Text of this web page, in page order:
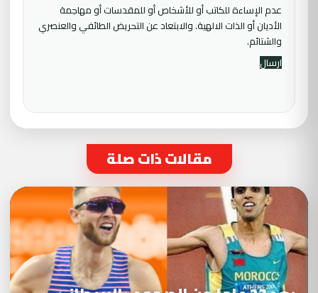
عدم الإساءة للكاتب أو للأشخاص أو للمقدسات أو مهاجمة
الأديان أو الذات الالهية. والابتعاد عن التحريض الطائفي والعنصري
والشتائم.
مقالات ذات صلة